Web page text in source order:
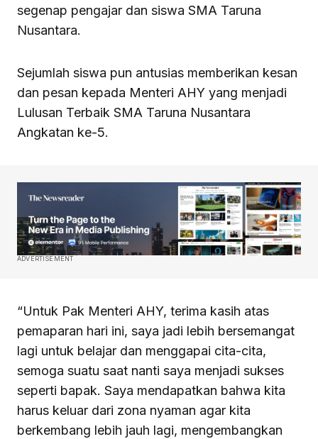
segenap pengajar dan siswa SMA Taruna
Nusantara.
Sejumlah siswa pun antusias memberikan kesan
dan pesan kepada Menteri AHY yang menjadi
Lulusan Terbaik SMA Taruna Nusantara
Angkatan ke-5.
ADVERTISEMENT
“Untuk Pak Menteri AHY, terima kasih atas
pemaparan hari ini, saya jadi lebih bersemangat
lagi untuk belajar dan menggapai cita-cita,
semoga suatu saat nanti saya menjadi sukses
seperti bapak. Saya mendapatkan bahwa kita
harus keluar dari zona nyaman agar kita
berkembang lebih jauh lagi, mengembangkan